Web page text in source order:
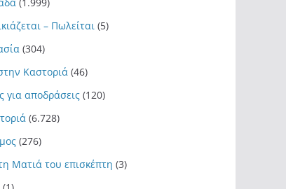
– Πωλείται (5)
(304)
Καστοριά (46)
για αποδράσεις (120)
(6.728)
(276)
Ματιά του επισκέπτη (3)